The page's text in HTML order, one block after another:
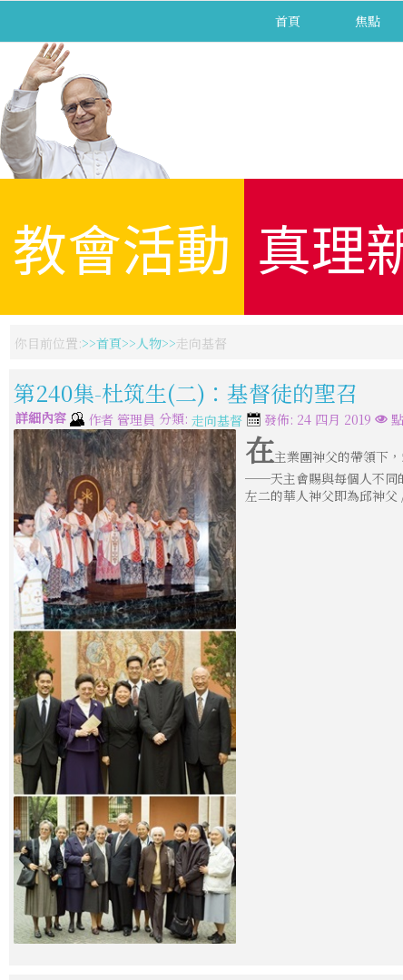
首頁 焦點
教會活動 真理
你目前位置: 首頁 人物 走向基督
第240集-杜筑生(二)：基督徒的聖召
詳細內容 作者 管理員 分類: 走向基督 發佈: 24 四月 2019
在主業團神父的帶領下
──天主會賜與每個人不同
左二的華人神父即為邱神